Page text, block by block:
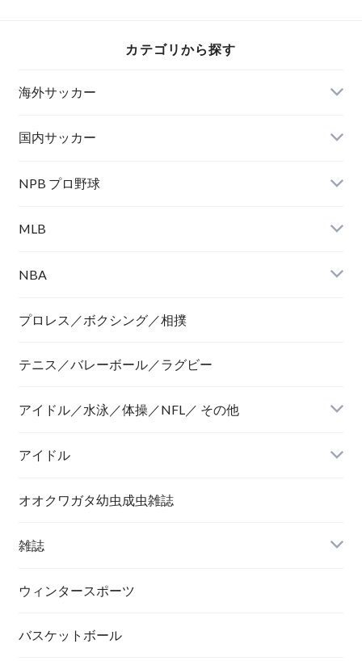
カテゴリから探す
海外サッカー
国内サッカー
NPB プロ野球
MLB
NBA
プロレス／ボクシング／相撲
テニス／バレーボール／ラグビー
アイドル／水泳／体操／NFL／ その他
アイドル
オオクワガタ幼虫成虫雑誌
雑誌
ウィンタースポーツ
バスケットボール